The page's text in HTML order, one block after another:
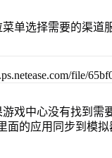
单选择需要的渠道
戏中心没有找到需
面的应用同步到模拟